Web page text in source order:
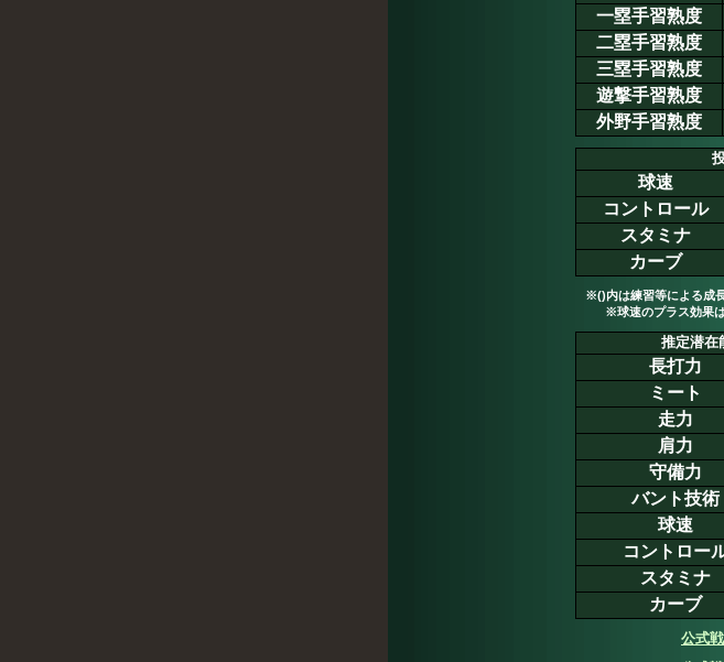
一塁手習熟度
二塁手習熟度
三塁手習熟度
遊撃手習熟度
外野手習熟度
球速
コントロール
スタミナ
カーブ
※()内は練習等による成
※球速のプラス効果
推定潜在
長打力
ミート
走力
肩力
守備力
バント技術
球速
コントロー
スタミナ
カーブ
公式